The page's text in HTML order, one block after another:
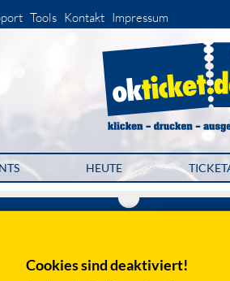
Tools Kontakt Impressum
HEUTE
Cookies sind deaktiviert!
Olaf
Samstag